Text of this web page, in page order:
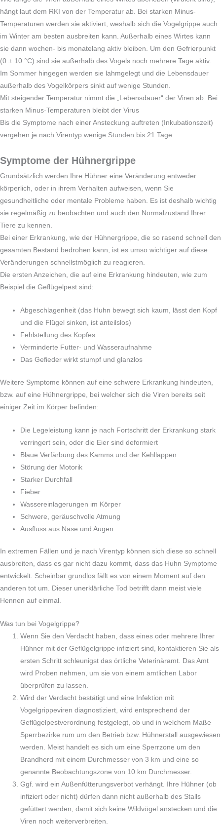
hängt laut dem RKI von der Temperatur ab. Bei starken Minus-
Temperaturen werden sie aktiviert, weshalb sich die Vogelgrippe auch
im Winter am besten ausbreiten kann. Außerhalb eines Wirtes kann
sie dann wochen- bis monatelang aktiv bleiben. Um den Gefrierpunkt
(0 ± 10 °C) sind sie außerhalb des Vogels noch mehrere Tage aktiv.
Im Sommer hingegen werden sie lahmgelegt und die Lebensdauer
außerhalb des Vogelkörpers sinkt auf wenige Stunden.
Mit steigender Temperatur nimmt die „Lebensdauer“ der Viren ab. Bei
starken Minus-Temperaturen bleibt der Virus
Bis die Symptome nach einer Ansteckung auftreten (Inkubationszeit)
vergehen je nach Virentyp wenige Stunden bis 21 Tage.
Symptome der Hühnergrippe
Grundsätzlich werden Ihre Hühner eine Veränderung entweder
körperlich, oder in ihrem Verhalten aufweisen, wenn Sie
gesundheitliche oder mentale Probleme haben. Es ist deshalb wichtig
sie regelmäßig zu beobachten und auch den Normalzustand Ihrer
Tiere zu kennen.
Bei einer Erkrankung, wie der Hühnergrippe, die so rasend schnell den
gesamten Bestand bedrohen kann, ist es umso wichtiger auf diese
Veränderungen schnellstmöglich zu reagieren.
Die ersten Anzeichen, die auf eine Erkrankung hindeuten, wie zum
Beispiel die Geflügelpest sind:
Abgeschlagenheit (das Huhn bewegt sich kaum, lässt den Kopf
und die Flügel sinken, ist anteilslos)
Fehlstellung des Kopfes
Verminderte Futter- und Wasseraufnahme
Das Gefieder wirkt stumpf und glanzlos
Weitere Symptome können auf eine schwere Erkrankung hindeuten,
bzw. auf eine Hühnergrippe, bei welcher sich die Viren bereits seit
einiger Zeit im Körper befinden:
Die Legeleistung kann je nach Fortschritt der Erkrankung stark
verringert sein, oder die Eier sind deformiert
Blaue Verfärbung des Kamms und der Kehllappen
Störung der Motorik
Starker Durchfall
Fieber
Wassereinlagerungen im Körper
Schwere, geräuschvolle Atmung
Ausfluss aus Nase und Augen
In extremen Fällen und je nach Virentyp können sich diese so schnell
ausbreiten, dass es gar nicht dazu kommt, dass das Huhn Symptome
entwickelt. Scheinbar grundlos fällt es von einem Moment auf den
anderen tot um. Dieser unerklärliche Tod betrifft dann meist viele
Hennen auf einmal.
Was tun bei Vogelgrippe?
Wenn Sie den Verdacht haben, dass eines oder mehrere Ihrer
Hühner mit der Geflügelgrippe infiziert sind, kontaktieren Sie als
ersten Schritt schleunigst das örtliche Veterinäramt. Das Amt
wird Proben nehmen, um sie von einem amtlichen Labor
überprüfen zu lassen.
Wird der Verdacht bestätigt und eine Infektion mit
Vogelgrippeviren diagnostiziert, wird entsprechend der
Geflügelpestverordnung festgelegt, ob und in welchem Maße
Sperrbezirke rum um den Betrieb bzw. Hühnerstall ausgewiesen
werden. Meist handelt es sich um eine Sperrzone um den
Brandherd mit einem Durchmesser von 3 km und eine so
genannte Beobachtungszone von 10 km Durchmesser.
Ggf. wird ein Außenfütterungsverbot verhängt. Ihre Hühner (ob
infiziert oder nicht) dürfen dann nicht außerhalb des Stalls
gefüttert werden, damit sich keine Wildvögel anstecken und die
Viren noch weiterverbreiten.